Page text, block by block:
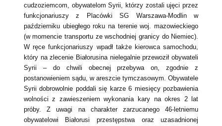
cudzoziemcom, obywatelom Syrii, którzy zostali ujęci przez
funkcjonariuszy z Placówki SG Warszawa-Modlin w
październiku ubiegłego roku na terenie woj. mazowieckiego
(w momencie transportu ze wschodniej granicy do Niemiec).
W ręce funkcjonariuszy wpadł także kierowca samochodu,
który na zlecenie Białorusina nielegalnie przewoził obywateli
Syrii – do chwili obecnej przebywa on, zgodnie z
postanowieniem sądu, w areszcie tymczasowym. Obywatele
Syrii dobrowolnie poddali się karze 6 miesięcy pozbawienia
wolności z zawieszeniem wykonania kary na okres 2 lat
próby. Z uwagi na charakter zarzucanego 46-letniemu
obywatelowi Białorusi przestępstwa oraz uzasadnionej